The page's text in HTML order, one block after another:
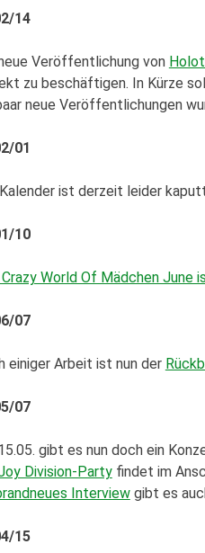
14
Veröffentlichung von
zu beschäftigen. In Kürze
neue Veröffentlichungen
01
ist derzeit leider
10
World Of Mädchen June
07
einiger Arbeit ist nun der
07
gibt es nun doch ein
Division-Partyfindet im
Interviewgibt es
15